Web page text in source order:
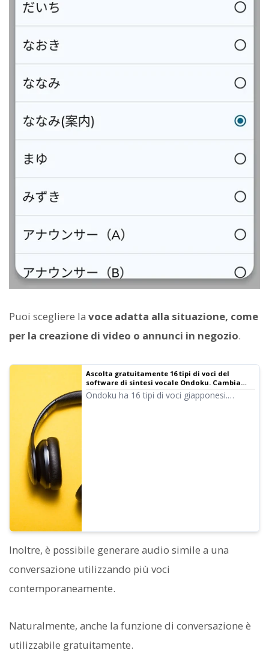
Puoi scegliere la voce adatta alla situazione, come
per la creazione di video o annunci in negozio.
Ascolta gratuitamente 16 tipi di voci del
software di sintesi vocale Ondoku. Cambia
impressione con le variazioni di tono
Ondoku ha 16 tipi di voci giapponesi.
Inoltre, è possibile generare audio simile a una
conversazione utilizzando più voci
contemporaneamente.
Naturalmente, anche la funzione di conversazione è
utilizzabile gratuitamente.